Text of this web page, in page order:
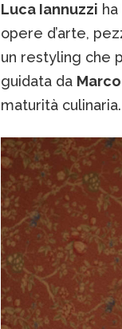
Luca Iannuzzi
opere d’arte,
un restyling che
guidata da
maturità culinaria.